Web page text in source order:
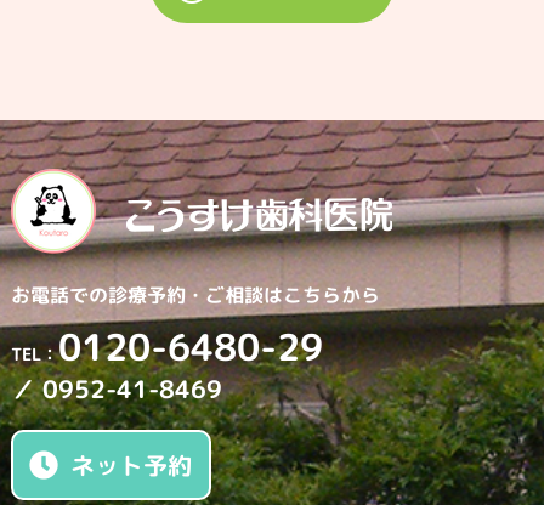
お電話での診療予約・ ご相談はこちらから
TEL：0120-6480-29
／ 0952-41-8469
ネット予約